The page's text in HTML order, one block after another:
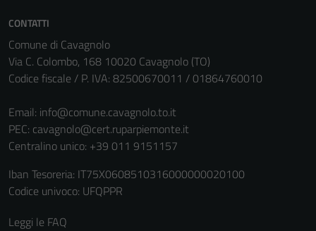
CONTATTI
Comune di Cavagnolo
Via C. Colombo, 168 10020 Cavagnolo (TO)
Codice fiscale / P. IVA: 82500670011 / 01864760010
Email: info@comune.cavagnolo.to.it
PEC: cavagnolo@cert.ruparpiemonte.it
Centralino unico: +39 011 9151157
Iban Tesoreria: IT75X0608510316000000020100
Codice univoco: UFQPPR
Leggi le FAQ